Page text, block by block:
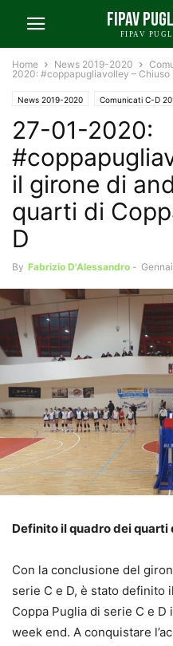
FIPAV
FIPAV
Home News 2019-2020
2020: #coppapugliavolley –
News 2019-2020 Comunicati C-D
Comunicati Coppa Puglia 2019-2020
27-01-2020:
il girone di
quarti di
D
By Fabrizio D'Alessandro -
Definito il quadro dei quarti
Con la conclusione del
serie C e D, è stato definito
Coppa Puglia di serie C e
week end. A conquistare